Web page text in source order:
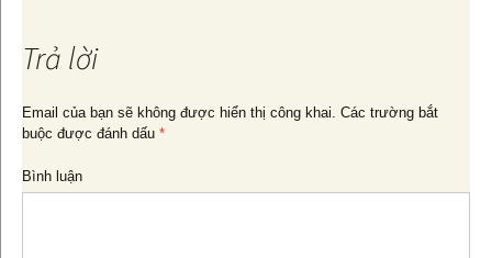
hướng
bài
viết
Trả lời
Email của bạn sẽ không được hiển thị công khai. Các trường bắt
buộc được đánh dấu *
Bình luận